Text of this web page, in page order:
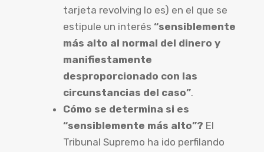
tarjeta revolving lo es) en el que se
estipule un interés “sensiblemente
más alto al normal del dinero y
manifiestamente
desproporcionado con las
circunstancias del caso”.
Cómo se determina si es
“sensiblemente más alto”? El
Tribunal Supremo ha ido perfilando